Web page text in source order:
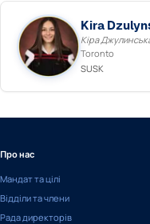
Kira
Кіра
Toronto
SUSK
Про нас
Мандат та цілі
Відділи та члени
Рада директорів